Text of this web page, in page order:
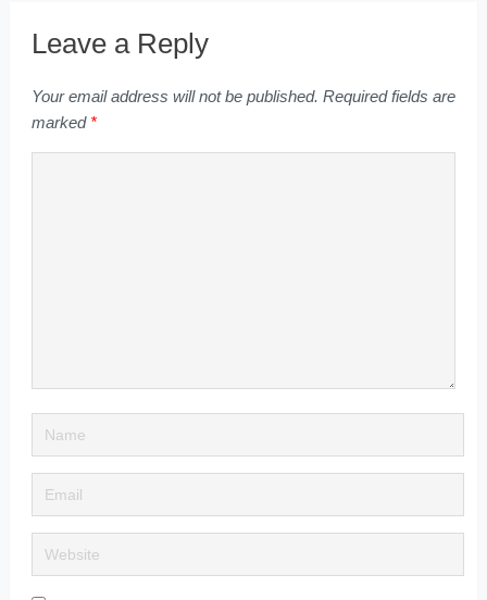
Leave a Reply
Your email address will not be published. Required fields are
marked *